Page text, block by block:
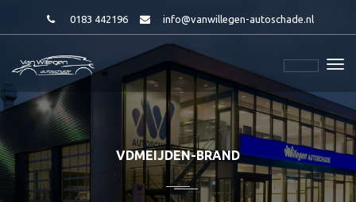
0183 442196 info@vanwillegen-autoschade.nl
VDMEIJDEN-BRAND